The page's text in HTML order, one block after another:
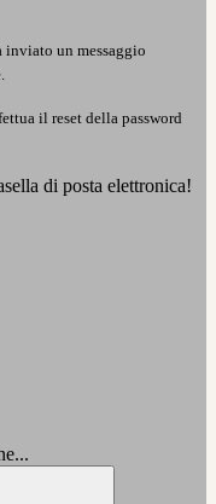
inviato un messaggio
il reset della password
di posta elettronica!